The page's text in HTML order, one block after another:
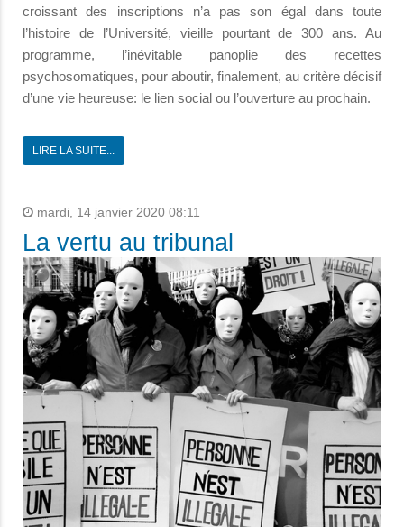
croissant des inscriptions n’a pas son égal dans toute
l’histoire de l’Université, vieille pourtant de 300 ans. Au
programme, l’inévitable panoplie des recettes
psychosomatiques, pour aboutir, finalement, au critère décisif
d’une vie heureuse: le lien social ou l’ouverture au prochain.
LIRE LA SUITE...
mardi, 14 janvier 2020 08:11
La vertu au tribunal